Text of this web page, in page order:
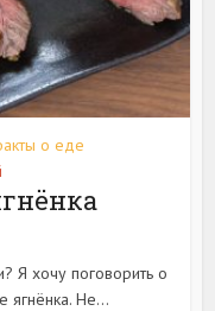
о еде
Я хочу поговорить о
ягнёнка. Не...